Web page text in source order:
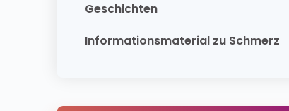
Geschichten
Informationsmaterial zu Schmerz